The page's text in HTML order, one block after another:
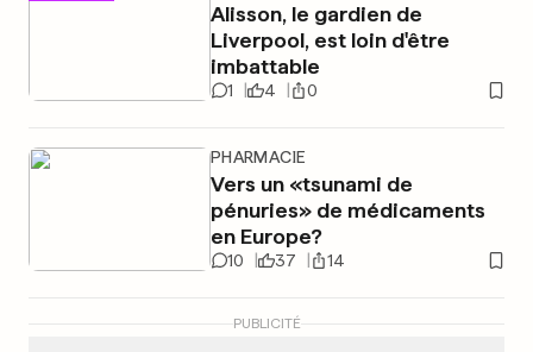
Alisson, le gardien de
Liverpool, est loin d'être
imbattable
1 4 0
PHARMACIE
Vers un «tsunami de
pénuries» de médicaments
en Europe?
10 37 14
PUBLICITÉ